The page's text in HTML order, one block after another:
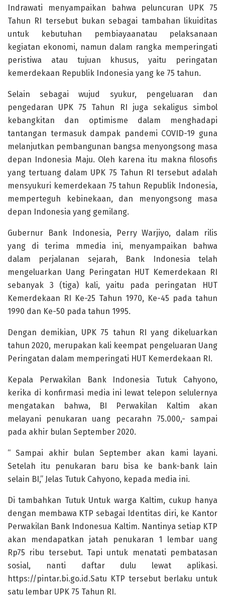
Indrawati menyampaikan bahwa peluncuran UPK 75
Tahun RI tersebut bukan sebagai tambahan likuiditas
untuk kebutuhan pembiayaanatau pelaksanaan
kegiatan ekonomi, namun dalam rangka memperingati
peristiwa atau tujuan khusus, yaitu peringatan
kemerdekaan Republik Indonesia yang ke 75 tahun.
Selain sebagai wujud syukur, pengeluaran dan
pengedaran UPK 75 Tahun RI juga sekaligus simbol
kebangkitan dan optimisme dalam menghadapi
tantangan termasuk dampak pandemi COVID-19 guna
melanjutkan pembangunan bangsa menyongsong masa
depan Indonesia Maju. Oleh karena itu makna filosofis
yang tertuang dalam UPK 75 Tahun RI tersebut adalah
mensyukuri kemerdekaan 75 tahun Republik Indonesia,
memperteguh kebinekaan, dan menyongsong masa
depan Indonesia yang gemilang.
Gubernur Bank Indonesia, Perry Warjiyo, dalam rilis
yang di terima mmedia ini, menyampaikan bahwa
dalam perjalanan sejarah, Bank Indonesia telah
mengeluarkan Uang Peringatan HUT Kemerdekaan RI
sebanyak 3 (tiga) kali, yaitu pada peringatan HUT
Kemerdekaan RI Ke-25 Tahun 1970, Ke-45 pada tahun
1990 dan Ke-50 pada tahun 1995.
Dengan demikian, UPK 75 tahun RI yang dikeluarkan
tahun 2020, merupakan kali keempat pengeluaran Uang
Peringatan dalam memperingati HUT Kemerdekaan RI.
Kepala Perwakilan Bank Indonesia Tutuk Cahyono,
kerika di konfirmasi media ini lewat telepon selulernya
mengatakan bahwa, BI Perwakilan Kaltim akan
melayani penukaran uang pecarahn 75.000,- sampai
pada akhir bulan September 2020.
“ Sampai akhir bulan September akan kami layani.
Setelah itu penukaran baru bisa ke bank-bank lain
selain BI,” Jelas Tutuk Cahyono, kepada media ini.
Di tambahkan Tutuk Untuk warga Kaltim, cukup hanya
dengan membawa KTP sebagai Identitas diri, ke Kantor
Perwakilan Bank Indonesua Kaltim. Nantinya setiap KTP
akan mendapatkan jatah penukaran 1 lembar uang
Rp75 ribu tersebut. Tapi untuk menatati pembatasan
sosial, nanti daftar dulu lewat aplikasi.
https://pintar.bi.go.id.Satu KTP tersebut berlaku untuk
satu lembar UPK 75 Tahun RI.